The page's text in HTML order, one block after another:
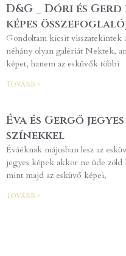
D&G _ Dóri és
képes
Gondoltam kicsit visszatekintek
néhány olyan galériát Nektek,
képet, hanem az esküvők többi
Tovább »
Éva és Gergő
színekkel
Éváéknak májusban lesz az
jegyes képek akkor ne üde
mint majd az esküvő képei,
Tovább »